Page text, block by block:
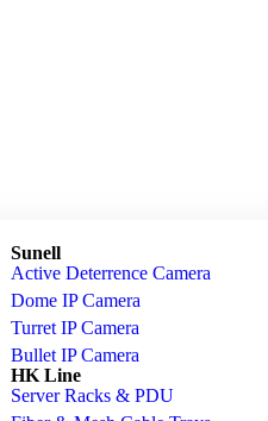
Sunell
Active Deterrence Camera
Dome IP Camera
Turret IP Camera
Bullet IP Camera
HK Line
Server Racks & PDU